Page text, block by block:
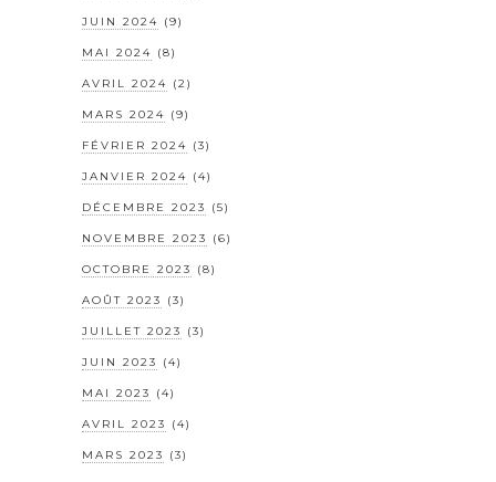
JUIN 2024 (9)
MAI 2024 (8)
AVRIL 2024 (2)
MARS 2024 (9)
FÉVRIER 2024 (3)
JANVIER 2024 (4)
DÉCEMBRE 2023 (5)
NOVEMBRE 2023 (6)
OCTOBRE 2023 (8)
AOÛT 2023 (3)
JUILLET 2023 (3)
JUIN 2023 (4)
MAI 2023 (4)
AVRIL 2023 (4)
MARS 2023 (3)